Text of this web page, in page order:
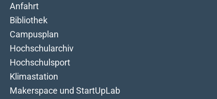
Anfahrt
Bibliothek
Campusplan
Hochschularchiv
Hochschulsport
Klimastation
Makerspace und StartUpLab